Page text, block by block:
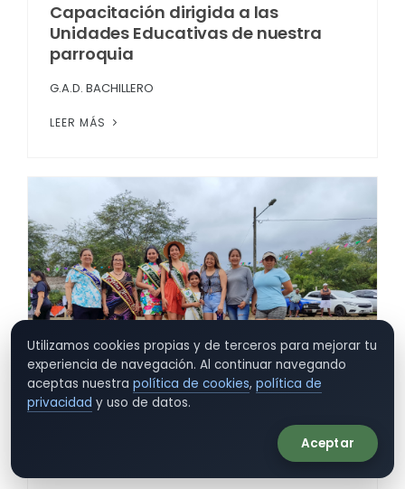
Capacitación dirigida a las
Unidades Educativas de nuestra
parroquia
G.A.D. BACHILLERO
LEER MÁS
Utilizamos cookies propias y de terceros para mejorar tu
experiencia de navegación. Al continuar navegando
aceptas nuestra política de cookies, política de
privacidad y uso de datos.
Aceptar